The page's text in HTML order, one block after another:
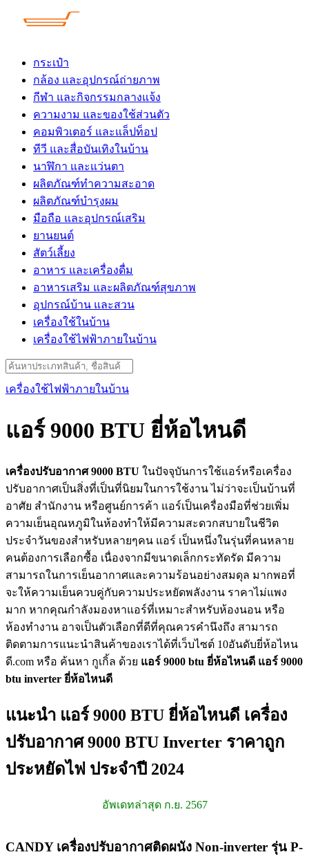
กระเป๋า
กล้อง และอุปกรณ์ถ่ายภาพ
กีฬา และกิจกรรมกลางแจ้ง
ความงาม และของใช้ส่วนตัว
คอมพิวเตอร์ และแล็ปท็อป
ทีวี และสื่อบันเทิงในบ้าน
นาฬิกา และแว่นตา
ผลิตภัณฑ์ทำความสะอาด
ผลิตภัณฑ์บำรุงผม
มือถือ และอุปกรณ์เสริม
ยานยนต์
สัตว์เลี้ยง
อาหาร และเครื่องดื่ม
อาหารเสริม และผลิตภัณฑ์สุขภาพ
อุปกรณ์บ้าน และสวน
เครื่องใช้ในบ้าน
เครื่องใช้ไฟฟ้าภายในบ้าน
Search
for:
เครื่องใช้ไฟฟ้าภายในบ้าน
แอร์ 9000 BTU ยี่ห้อไหนดี
เครื่องปรับอากาศ 9000 BTU ในปัจจุบันการใช้แอร์หรือเครื่อง
ปรับอากาศเป็นสิ่งที่เป็นที่นิยมในการใช้งาน ไม่ว่าจะเป็นบ้านที่
อาศัย สำนักงาน หรือศูนย์การค้า แอร์เป็นเครื่องมือที่ช่วยเพิ่ม
ความเย็นอุณหภูมิในห้องทำให้มีความสะดวกสบายในชีวิต
ประจำวันของสำหรับหลายๆคน แอร์ เป็นหนึ่งในรุ่นที่คนหลาย
คนต้องการเลือกซื้อ เนื่องจากมีขนาดเล็กกระทัดรัด มีความ
สามารถในการเย็นอากาศและความร้อนอย่างสมดุล มากพอที่
จะให้ความเย็นควบคู่กับความประหยัดพลังงาน ราคาไม่แพง
มาก หากคุณกำลังมองหาแอร์ที่เหมาะสำหรับห้องนอน หรือ
ห้องทำงาน อาจเป็นตัวเลือกที่ดีที่คุณควรคำนึงถึง สามารถ
ติดตามการแนะนำสินค้าของเราได้ที่เว็บไซต์ 10อันดับยี่ห้อไหน
ดี.com หรือ ค้นหา กูเกิ้ล ด้วย แอร์ 9000 btu ยี่ห้อไหนดี แอร์ 9000
btu inverter ยี่ห้อไหนดี
แนะนำ แอร์ 9000 BTU ยี่ห้อไหนดี เครื่อง
ปรับอากาศ 9000 BTU Inverter ราคาถูก
ประหยัดไฟ ประจำปี 2024
อัพเดทล่าสุด ก.ย. 2567
CANDY เครื่องปรับอากาศติดผนัง Non-inverter รุ่น P-